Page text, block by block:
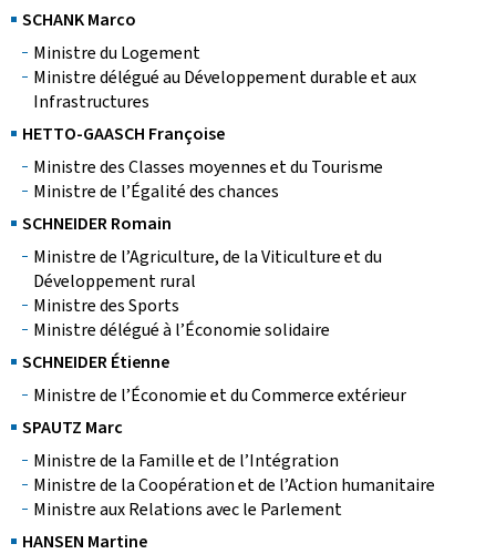
SCHANK Marco
Ministre du Logement
Ministre délégué au Développement durable et aux
Infrastructures
HETTO-GAASCH Françoise
Ministre des Classes moyennes et du Tourisme
Ministre de l’Égalité des chances
SCHNEIDER Romain
Ministre de l’Agriculture, de la Viticulture et du
Développement rural
Ministre des Sports
Ministre délégué à l’Économie solidaire
SCHNEIDER Étienne
Ministre de l’Économie et du Commerce extérieur
SPAUTZ Marc
Ministre de la Famille et de l’Intégration
Ministre de la Coopération et de l’Action humanitaire
Ministre aux Relations avec le Parlement
HANSEN Martine